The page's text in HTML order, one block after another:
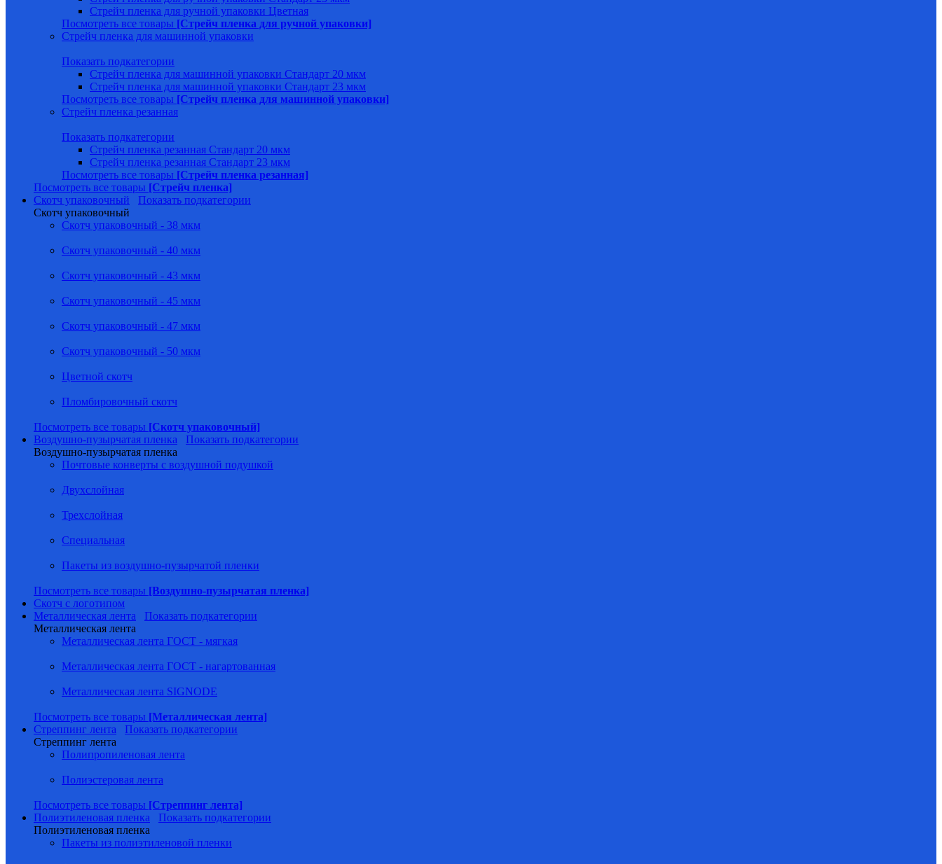
Стрейч пленка для ручной упаковки Цветная
Посмотреть все товары [Стрейч пленка для ручной упаковки]
Стрейч пленка для машинной упаковки
Показать подкатегории
Стрейч пленка для машинной упаковки Стандарт 20 мкм
Стрейч пленка для машинной упаковки Стандарт 23 мкм
Посмотреть все товары [Стрейч пленка для машинной упаковки]
Стрейч пленка резанная
Показать подкатегории
Стрейч пленка резанная Стандарт 20 мкм
Стрейч пленка резанная Стандарт 23 мкм
Посмотреть все товары [Стрейч пленка резанная]
Посмотреть все товары [Стрейч пленка]
Скотч упаковочный
Показать подкатегории
Скотч упаковочный
Скотч упаковочный - 38 мкм
Скотч упаковочный - 40 мкм
Скотч упаковочный - 43 мкм
Скотч упаковочный - 45 мкм
Скотч упаковочный - 47 мкм
Скотч упаковочный - 50 мкм
Цветной скотч
Пломбировочный скотч
Посмотреть все товары [Скотч упаковочный]
Воздушно-пузырчатая пленка
Показать подкатегории
Воздушно-пузырчатая пленка
Почтовые конверты с воздушной подушкой
Двухслойная
Трехслойная
Специальная
Пакеты из воздушно-пузырчатой пленки
Посмотреть все товары [Воздушно-пузырчатая пленка]
Скотч с логотипом
Металлическая лента
Показать подкатегории
Металлическая лента
Металлическая лента ГОСТ - мягкая
Металлическая лента ГОСТ - нагартованная
Металлическая лента SIGNODE
Посмотреть все товары [Металлическая лента]
Стреппинг лента
Показать подкатегории
Стреппинг лента
Полипропиленовая лента
Полиэстеровая лента
Посмотреть все товары [Стреппинг лента]
Полиэтиленовая пленка
Показать подкатегории
Полиэтиленовая пленка
Пакеты из полиэтиленовой пленки